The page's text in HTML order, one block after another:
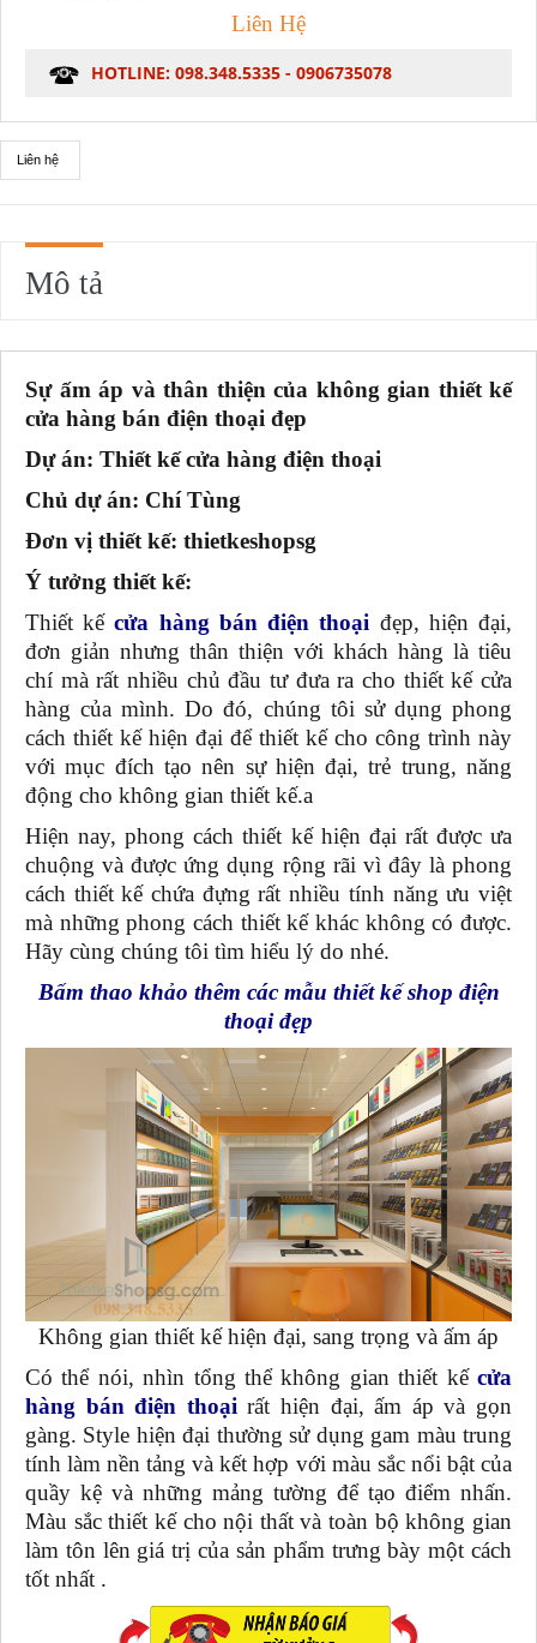
Liên Hệ
HOTLINE: 098.348.5335 - 0906735078
Liên hệ
Mô tả
Sự ấm áp và thân thiện của không gian thiết kế
cửa hàng bán điện thoại đẹp
Dự án: Thiết kế cửa hàng điện thoại
Chủ dự án: Chí Tùng
Đơn vị thiết kế: thietkeshopsg
Ý tưởng thiết kế:
Thiết kếcửa hàng bán điện thoại đẹp, hiện đại,
đơn giản nhưng thân thiện với khách hàng là tiêu
chí mà rất nhiều chủ đầu tư đưa ra cho thiết kế cửa
hàng của mình. Do đó, chúng tôi sử dụng phong
cách thiết kế hiện đại để thiết kế cho công trình này
với mục đích tạo nên sự hiện đại, trẻ trung, năng
động cho không gian thiết kế.a
Hiện nay, phong cách thiết kế hiện đại rất được ưa
chuộng và được ứng dụng rộng rãi vì đây là phong
cách thiết kế chứa đựng rất nhiều tính năng ưu việt
mà những phong cách thiết kế khác không có được.
Hãy cùng chúng tôi tìm hiểu lý do nhé.
Bấm thao khảo thêm các mẫu thiết kế shop điện
thoại đẹp
Không gian thiết kế hiện đại, sang trọng và ấm áp
Có thể nói, nhìn tổng thể không gian thiết kế cửa
hàng bán điện thoạirất hiện đại, ấm áp và gọn
gàng. Style hiện đại thường sử dụng gam màu trung
tính làm nền tảng và kết hợp với màu sắc nổi bật của
quầy kệ và những mảng tường để tạo điểm nhấn.
Màu sắc thiết kế cho nội thất và toàn bộ không gian
làm tôn lên giá trị của sản phẩm trưng bày một cách
tốt nhất .